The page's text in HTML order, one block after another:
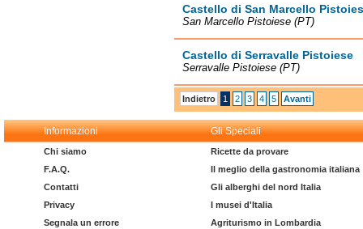
Castello di San Marcello
San Marcello Pistoiese (PT)
Castello di Serravalle Pistoiese
Serravalle Pistoiese (PT)
Indietro 1 2 3 4 5 Avanti
Informazioni Gli Speciali
Chi siamo
F.A.Q.
Contatti
Privacy
Segnala un errore
Ricette da provare
Il meglio della gastronomia italiana
Gli alberghi del nord Italia
I musei d'Italia
Agriturismo in Lombardia